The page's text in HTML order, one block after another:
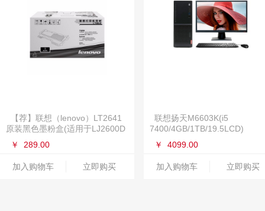
【荐】联想（lenovo）LT2641
原装黑色墨粉盒(适用于LJ2600D
￥ 289.00
加入购物车 立即购买
联想扬天M6603K(i5
7400/4GB/1TB/19.5LCD)
￥
4099.00
加入购物车 立即购买